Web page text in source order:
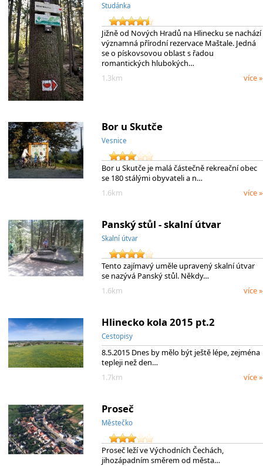
Studánka
Jižně od Nových Hradů na Hlinecku se nachází
významná přírodní rezervace Maštale. Jedná
se o pískovsovou oblast s řadou
romantických hlubokých…
1.3km
více »
Bor u Skutče
Vesnice
Bor u Skutče je malá částečně rekreační obec
se 180 stálými obyvateli a n…
1.6km
více »
Panský stůl - skalní útvar
Skalní útvar
Tento zajímavý uměle upravený skalní útvar
se nazývá Panský stůl. Někdy…
1.6km
více »
Hlinecko kola 2015 pt.2
Cestopisy
8.5.2015 Dnes by mělo být ještě lépe, zejména
tepleji než den…
1.7km
více »
Proseč
Městečko
Proseč leží ve Východních Čechách,
jihozápadním směrem od města…